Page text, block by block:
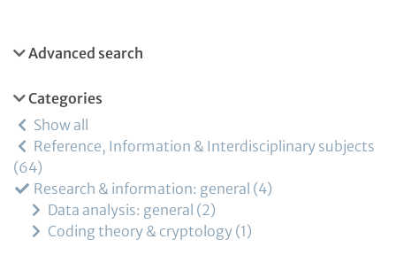
Advanced search
Categories
Show all
Reference, Information & Interdisciplinary subjects
64
Research & information: general
4
Data analysis: general
2
Coding theory & cryptology 1